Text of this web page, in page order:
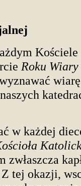
Roku Wiary
w każdej
zwłaszcza
tej okazji,